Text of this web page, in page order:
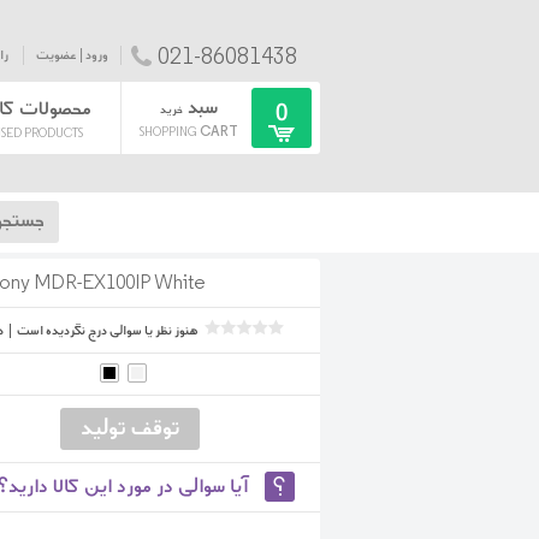
021-86081438 ورود | عضویت
محصولات
PRODUCTS
سبد خرید
SHOPPING CART
0
MDR-EX100IP White
هنوز نظر یا سوالی درج نگردیده است |
آیا سوالی در مورد این کالا